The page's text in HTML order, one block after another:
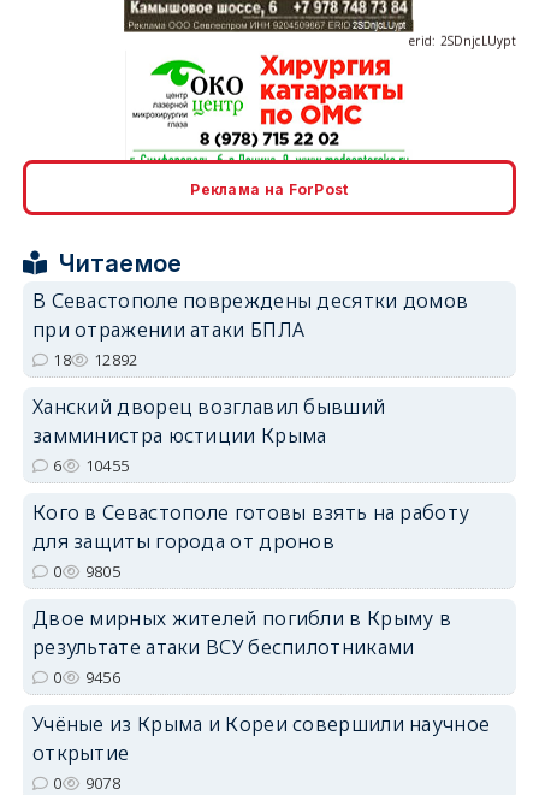
erid: 2SDnjcLUypt
Реклама на ForPost
Читаемое
В Севастополе повреждены десятки домов
при отражении атаки БПЛА
18 12892
Ханский дворец возглавил бывший
замминистра юстиции Крыма
6 10455
Кого в Севастополе готовы взять на работу
для защиты города от дронов
0 9805
Двое мирных жителей погибли в Крыму в
результате атаки ВСУ беспилотниками
0 9456
Учёные из Крыма и Кореи совершили научное
открытие
0 9078